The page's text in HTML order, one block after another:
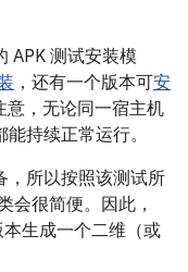
APK 测试安装模
，还有一个版本可安
意，无论同一宿主机
持续正常运行。
，所以按照该测试所
会很简便。因此，
生成一个二维（或